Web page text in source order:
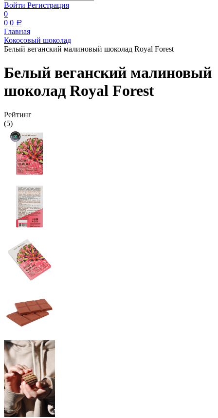
Войти Регистрация
0
0 0 a
Главная
Кокосовый шоколад
Белый веганский малиновый шоколад Royal Forest
Белый веганский малиновый
шоколад Royal Forest
Рейтинг
(5)